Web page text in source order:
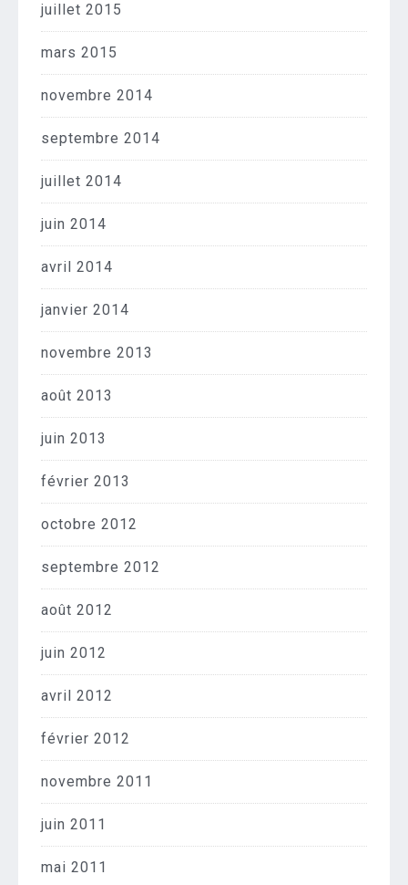
juillet 2015
mars 2015
novembre 2014
septembre 2014
juillet 2014
juin 2014
avril 2014
janvier 2014
novembre 2013
août 2013
juin 2013
février 2013
octobre 2012
septembre 2012
août 2012
juin 2012
avril 2012
février 2012
novembre 2011
juin 2011
mai 2011